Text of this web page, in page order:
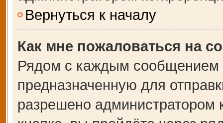
Вернуться к началу
Как мне пожаловаться на
Рядом с каждым сообщением
предназначенную для
разрешено